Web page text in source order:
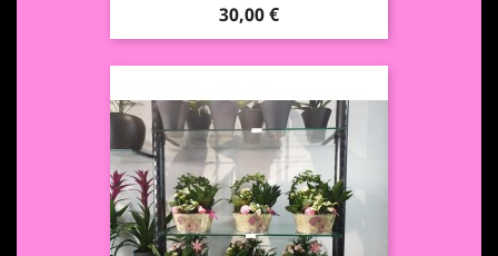
Prix
30,00 €